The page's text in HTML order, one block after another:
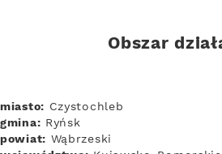
Obszar
miasto: Czystochleb
gmina: Ryńsk
powiat: Wąbrzeski